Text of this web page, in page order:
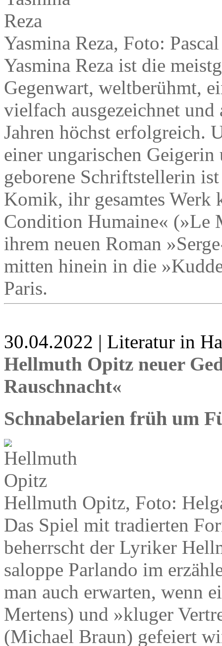
Yasmina Reza, Foto:
Yasmina Reza ist die
Gegenwart, weltberühmt,
vielfach ausgezeichnet
Jahren höchst erfolgreich.
einer ungarischen
geborene Schriftstellerin
Komik, ihr gesamtes Werk
Condition Humaine« (»Le
ihrem neuen Roman
mitten hinein in die
Paris.
30.04.2022 | Literatur in
Hellmuth Opitz neuer
Rauschnacht«
Schnabelarien früh um
Hellmuth Opitz, Foto:
Das Spiel mit tradierten
beherrscht der Lyriker
saloppe Parlando im
man auch erwarten, wenn
Mertens) und »kluger
(Michael Braun) gefeiert